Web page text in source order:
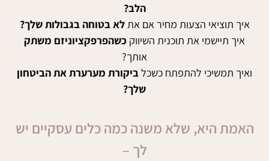
הלב?
איך תוציאי הצעות מחיר אם אתלא בטוחה בגבולותשלך?
איך תיישמי את תוכנית השיווק כשהפרפקציוניזם משתק
אותך?
ואיך תמשיכי להתפתח כשכלביקורת מערערת את הביטחון
שלך?
האמת היא, שלא משנה כמה כלים עסקיים יש
לך –